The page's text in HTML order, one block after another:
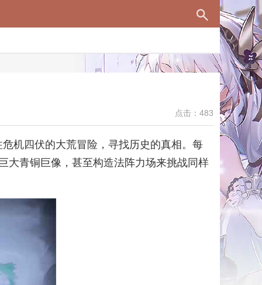
点击：483
机四伏的大荒冒险，寻找历史的真相。每
大青铜巨像，甚至构造法阵力场来挑战同样